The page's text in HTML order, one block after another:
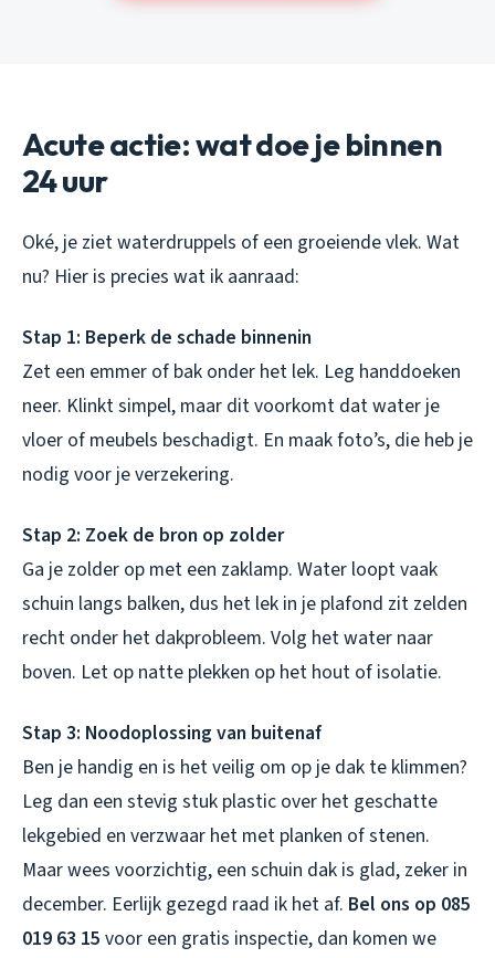
Acute actie: wat doe je binnen
24 uur
Oké, je ziet waterdruppels of een groeiende vlek. Wat
nu? Hier is precies wat ik aanraad:
Stap 1: Beperk de schade binnenin
Zet een emmer of bak onder het lek. Leg handdoeken
neer. Klinkt simpel, maar dit voorkomt dat water je
vloer of meubels beschadigt. En maak foto’s, die heb je
nodig voor je verzekering.
Stap 2: Zoek de bron op zolder
Ga je zolder op met een zaklamp. Water loopt vaak
schuin langs balken, dus het lek in je plafond zit zelden
recht onder het dakprobleem. Volg het water naar
boven. Let op natte plekken op het hout of isolatie.
Stap 3: Noodoplossing van buitenaf
Ben je handig en is het veilig om op je dak te klimmen?
Leg dan een stevig stuk plastic over het geschatte
lekgebied en verzwaar het met planken of stenen.
Maar wees voorzichtig, een schuin dak is glad, zeker in
december. Eerlijk gezegd raad ik het af. Bel ons op 085
019 63 15 voor een gratis inspectie, dan komen we